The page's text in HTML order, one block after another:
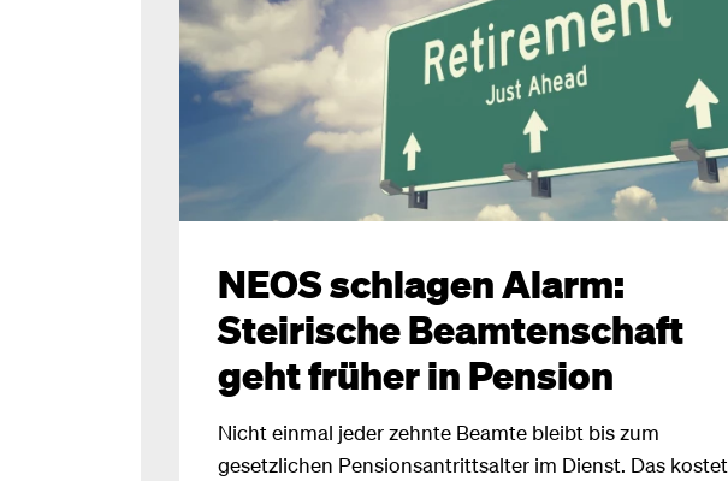
NEOS schlagen Alarm:
Steirische Beamtenschaft
geht früher in Pension
Nicht einmal jeder zehnte Beamte bleibt bis zum
gesetzlichen Pensionsantrittsalter im Dienst. Das kostet